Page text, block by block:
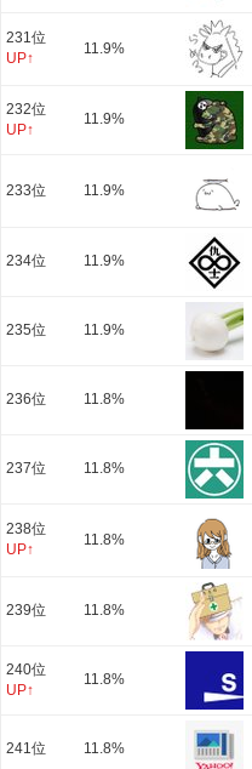
231位
UP↑
11.9%
232位
UP↑
11.9%
233位 11.9%
234位 11.9%
235位 11.9%
236位 11.8%
237位 11.8%
238位
UP↑
11.8%
239位 11.8%
240位
UP↑
11.8%
241位 11.8%